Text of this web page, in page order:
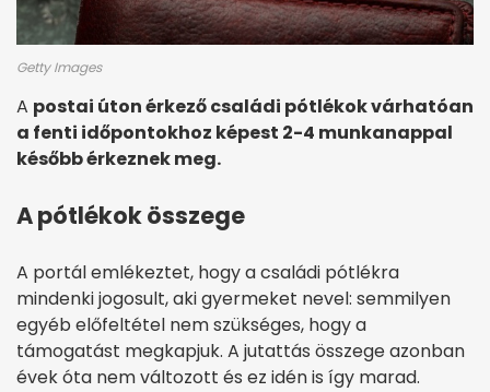
Getty Images
A postai úton érkező családi pótlékok várhatóan
a fenti időpontokhoz képest 2-4 munkanappal
később érkeznek meg.
A pótlékok összege
A portál emlékeztet, hogy a családi pótlékra
mindenki jogosult, aki gyermeket nevel: semmilyen
egyéb előfeltétel nem szükséges, hogy a
támogatást megkapjuk. A jutattás összege azonban
évek óta nem változott és ez idén is így marad.